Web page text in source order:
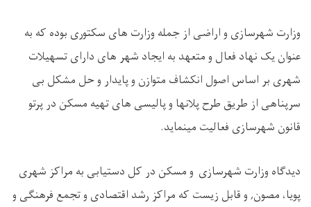
وزارت شهرسازی و اراضی از جمله وزارت های سکتوری بوده که به
عنوان یک نهاد فعال و متعهد به ایجاد شهر های دارای تسهیلات
شهری بر اساس اصول انکشاف متوازن و پایدار و حل مشکل بی
سرپناهی از طریق طرح پلانها و پالیسی های تهیه مسکن در پرتو
قانون شهرسازی فعالیت مینماید.
دیدگاه وزارت شهرسازی و مسکن در کل دستیابی به مراکز شهری
پویا، مصون, و قابل زیست که مراکز رشد اقتصادی و تجمع فرهنگی و